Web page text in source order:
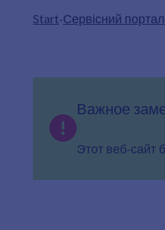
Start-Сервісний портал
Важное
Этот веб-сайт